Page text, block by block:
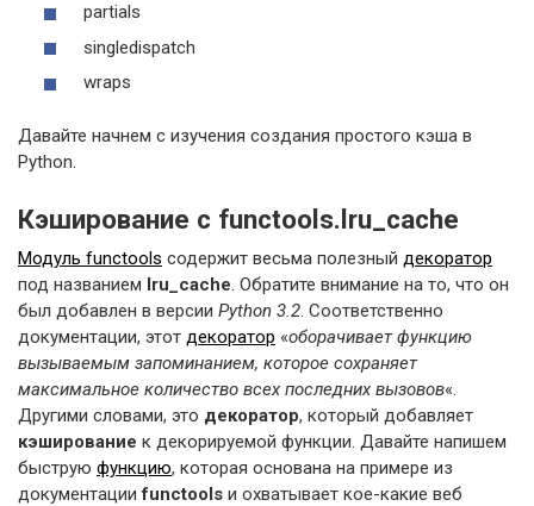
partials
singledispatch
wraps
Давайте начнем с изучения создания простого кэша в
Python.
Кэширование с functools.lru_cache
Модуль functools содержит весьма полезный декоратор
под названием lru_cache. Обратите внимание на то, что он
был добавлен в версии Python 3.2. Соответственно
документации, этот декоратор «оборачивает функцию
вызываемым запоминанием, которое сохраняет
максимальное количество всех последних вызовов«.
Другими словами, это декоратор, который добавляет
кэширование к декорируемой функции. Давайте напишем
быструю функцию, которая основана на примере из
документацииfunctools и охватывает кое-какие веб